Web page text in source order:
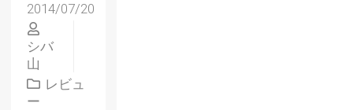
2014/07/20
シバ
山
レビュ
ー